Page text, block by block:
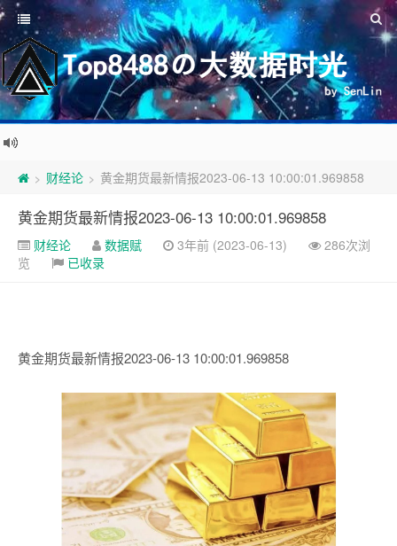
> 财经论 > 黄金期货最新情报2023-06-13 10:00:01.969858
黄金期货最新情报2023-06-13 10:00:01.969858
财经论 数据赋 3年前 (2023-06-13)
286次浏
览
已收录
黄金期货最新情报2023-06-13 10:00:01.969858